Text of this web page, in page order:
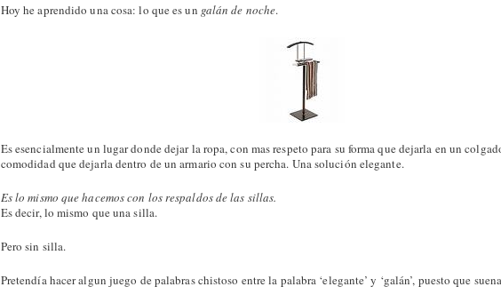
Hoy he aprendido una cosa: lo que es un galán de noche.
Es esencialmente un lugar donde dejar la ropa, con mas respeto para su forma que dejarla en un
comodidad que dejarla dentro de un armario con su percha. Una solución elegante.
Es lo mismo que hacemos con los respaldos de las sillas.
Es decir, lo mismo que una silla.
Pero sin silla.
Pretendía hacer algun juego de palabras chistoso entre la palabra ‘elegante’ y ‘galán’, puesto que